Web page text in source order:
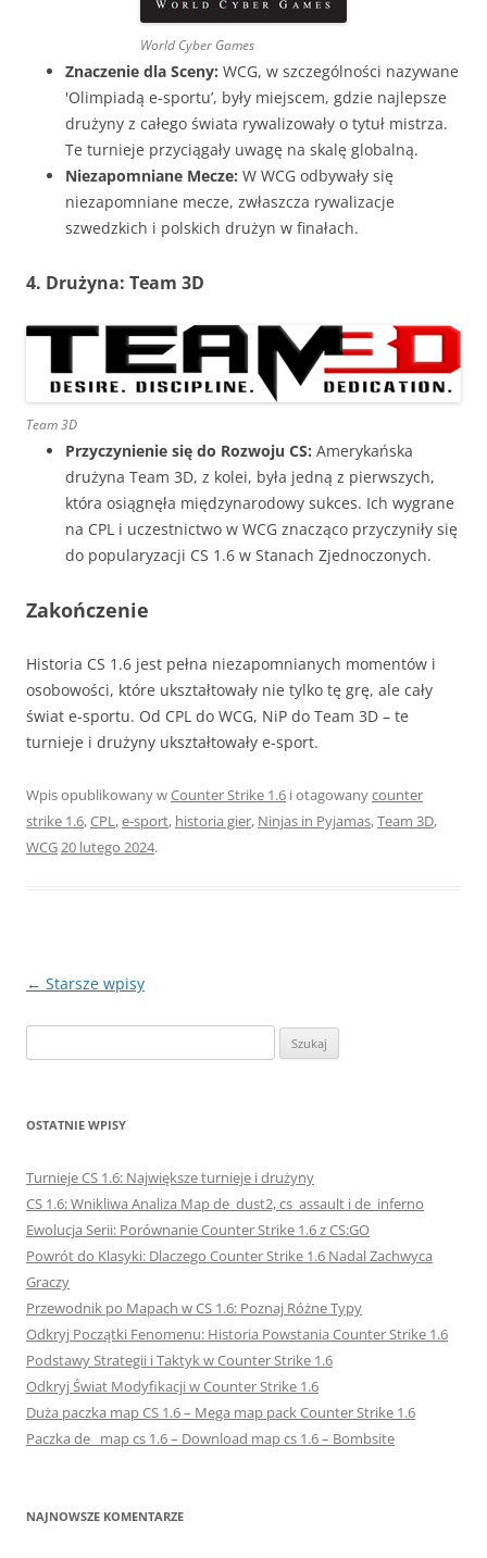
World Cyber Games
Znaczenie dla Sceny: WCG, w szczególności nazywane
'Olimpiadą e-sportu’, były miejscem, gdzie najlepsze
drużyny z całego świata rywalizowały o tytuł mistrza.
Te turnieje przyciągały uwagę na skalę globalną.
Niezapomniane Mecze: W WCG odbywały się
niezapomniane mecze, zwłaszcza rywalizacje
szwedzkich i polskich drużyn w finałach.
4. Drużyna: Team 3D
Team 3D
Przyczynienie się do Rozwoju CS: Amerykańska
drużyna Team 3D, z kolei, była jedną z pierwszych,
która osiągnęła międzynarodowy sukces. Ich wygrane
na CPL i uczestnictwo w WCG znacząco przyczyniły się
do popularyzacji CS 1.6 w Stanach Zjednoczonych.
Zakończenie
Historia CS 1.6 jest pełna niezapomnianych momentów i
osobowości, które ukształtowały nie tylko tę grę, ale cały
świat e-sportu. Od CPL do WCG, NiP do Team 3D – te
turnieje i drużyny ukształtowały e-sport.
Wpis opublikowany wCounter Strike 1.6 i otagowanycounter
strike 1.6,CPL,e-sport, historia gier, Ninjas in Pyjamas,Team 3D,
WCG20 lutego 2024.
Nawigacja
← Starsze wpisy
OSTATNIE WPISY
Turnieje CS 1.6: Największe turnieje i drużyny
CS 1.6: Wnikliwa Analiza Map de_dust2, cs_assault i de_inferno
Ewolucja Serii: Porównanie Counter Strike 1.6 z CS:GO
Powrót do Klasyki: Dlaczego Counter Strike 1.6 Nadal Zachwyca
Graczy
Przewodnik po Mapach w CS 1.6: Poznaj Różne Typy
Odkryj Początki Fenomenu: Historia Powstania Counter Strike 1.6
Podstawy Strategii i Taktyk w Counter Strike 1.6
Odkryj Świat Modyfikacji w Counter Strike 1.6
Duża paczka map CS 1.6 – Mega map pack Counter Strike 1.6
Paczka de_ map cs 1.6 – Download map cs 1.6 – Bombsite
NAJNOWSZE KOMENTARZE